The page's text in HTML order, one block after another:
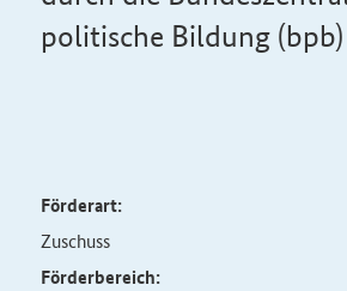
politische Bildung (bpb)
Förderart:
Zuschuss
Förderbereich: